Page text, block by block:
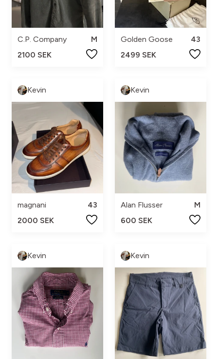
C.P. Company
M
2100 SEK
Golden Goose
43
2499 SEK
Kevin
magnani
43
2000 SEK
Kevin
Alan Flusser
M
600 SEK
Kevin Kevin